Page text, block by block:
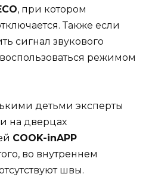
, при котором
Также если
сигнал звукового
режимом
детьми эксперты
на дверцах
COOK-inAPP
во внутреннем
швы.